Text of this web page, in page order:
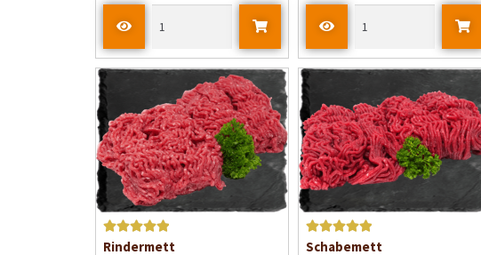
m
i
t
v
o
n
5
Bewertet mit
Rindermett
Bewertet mit
Schabemett